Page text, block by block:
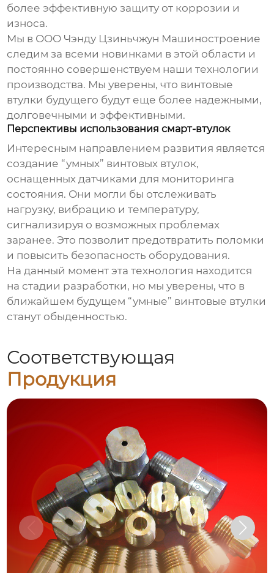
более эффективную защиту от коррозии и
износа.
Мы в ООО Чэнду Цзиньчжун Машиностроение
следим за всеми новинками в этой области и
постоянно совершенствуем наши технологии
производства. Мы уверены, что винтовые
втулки будущего будут еще более надежными,
долговечными и эффективными.
Перспективы использования смарт-втулок
Интересным направлением развития является
создание “умных” винтовых втулок,
оснащенных датчиками для мониторинга
состояния. Они могли бы отслеживать
нагрузку, вибрацию и температуру,
сигнализируя о возможных проблемах
заранее. Это позволит предотвратить поломки
и повысить безопасность оборудования.
На данный момент эта технология находится
на стадии разработки, но мы уверены, что в
ближайшем будущем “умные” винтовые втулки
станут обыденностью.
Соответствующая
Продукция